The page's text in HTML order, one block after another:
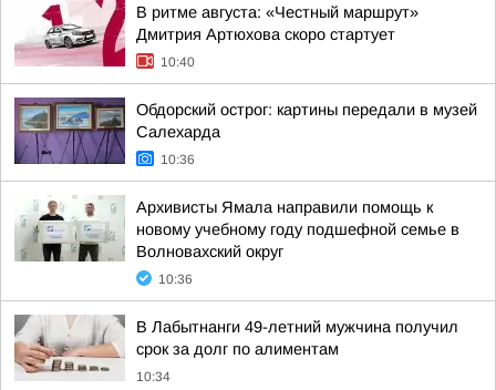
В ритме августа: «Честный маршрут»
Дмитрия Артюхова скоро стартует
10:40
Обдорский острог: картины передали в музей
Салехарда
10:36
Архивисты Ямала направили помощь к
новому учебному году подшефной семье в
Волновахский округ
10:36
В Лабытнанги 49-летний мужчина получил
срок за долг по алиментам
10:34